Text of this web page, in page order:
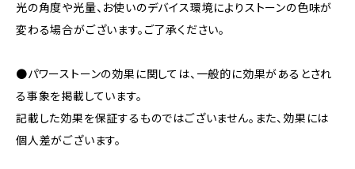
光の角度や光量、お使いのデバイス環境によりストーンの色味が
変わる場合がございます。ご了承ください。
●パワーストーンの効果に関しては、一般的に効果があるとされ
る事象を掲載しています。
記載した効果を保証するものではございません。また、効果には
個人差がございます。